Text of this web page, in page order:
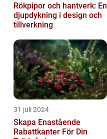
Rökpipor och hantverk: En
djupdykning i design och
tillverkning
31 juli 2024
Skapa Enastående
Rabattkanter För Din